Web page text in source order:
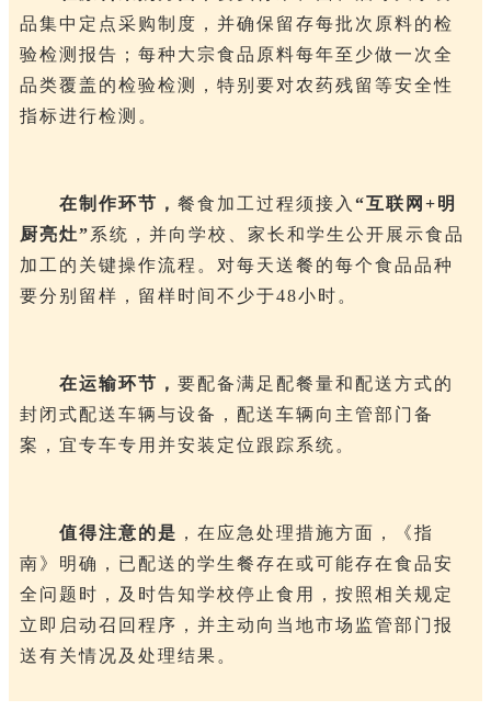
品集中定点采购制度，并确保留存每批次原料的检
验检测报告；每种大宗食品原料每年至少做一次全
品类覆盖的检验检测，特别要对农药残留等安全性
指标进行检测。
在制作环节， 餐食加工过程须接入 “互联网+明
厨亮灶”系统，并向学校、家长和学生公开展示食品
加工的关键操作流程。对每天送餐的每个食品品种
要分别留样，留样时间不少于48小时。
在运输环节， 要配备满足配餐量和配送方式的
封闭式配送车辆与设备，配送车辆向主管部门备
案，宜专车专用并安装定位跟踪系统。
值得注意的是 ，在应急处理措施方面，《指
南》明确，已配送的学生餐存在或可能存在食品安
全问题时，及时告知学校停止食用，按照相关规定
立即启动召回程序，并主动向当地市场监管部门报
送有关情况及处理结果。